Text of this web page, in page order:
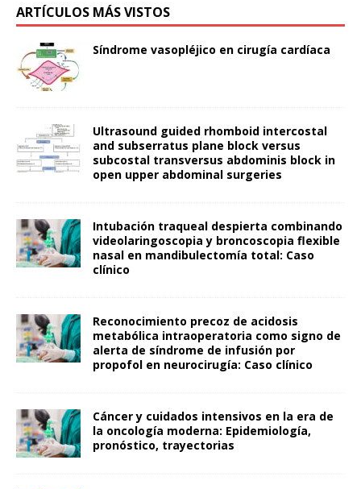
ARTÍCULOS MÁS VISTOS
Síndrome vasopléjico en cirugía cardíaca
Ultrasound guided rhomboid intercostal
and subserratus plane block versus
subcostal transversus abdominis block in
open upper abdominal surgeries
Intubación traqueal despierta combinando
videolaringoscopia y broncoscopia flexible
nasal en mandibulectomía total: Caso
clínico
Reconocimiento precoz de acidosis
metabólica intraoperatoria como signo de
alerta de síndrome de infusión por
propofol en neurocirugía: Caso clínico
Cáncer y cuidados intensivos en la era de
la oncología moderna: Epidemiología,
pronóstico, trayectorias